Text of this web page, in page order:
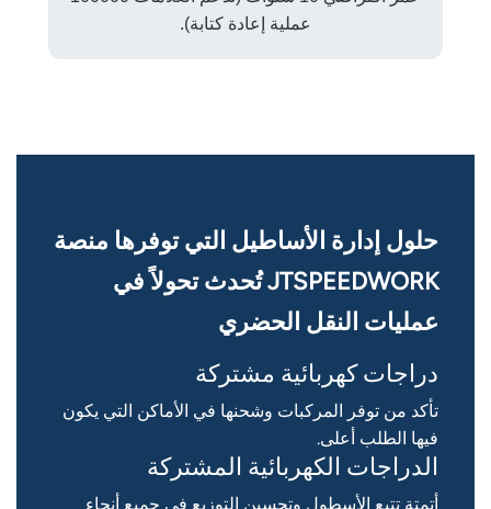
عملية إعادة كتابة).
حلول إدارة الأساطيل التي توفرها منصة
JTSPEEDWORK تُحدث تحولاً في
عمليات النقل الحضري
دراجات كهربائية مشتركة
تأكد من توفر المركبات وشحنها في الأماكن التي يكون
فيها الطلب أعلى.
الدراجات الكهربائية المشتركة
أتمتة تتبع الأسطول وتحسين التوزيع في جميع أنحاء